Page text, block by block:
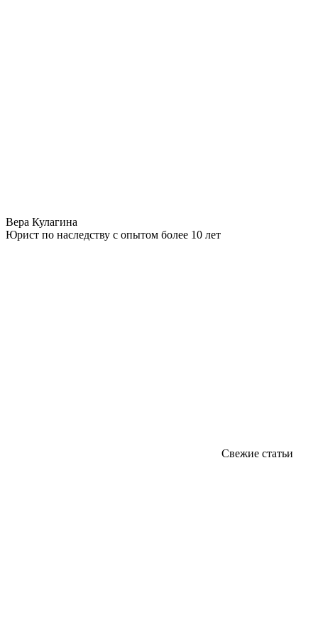
Вера Кулагина
Юрист по наследству с опытом более 10 лет
Свежие статьи